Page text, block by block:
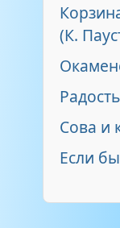
(К.
Радость
Сова и
Если